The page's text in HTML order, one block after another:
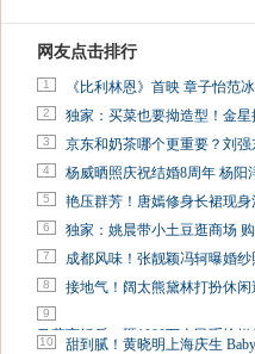
网友点击排行
1 《比利林恩》首映 章子怡范
2 独家：买菜也要拗造型！金
3 京东和奶茶哪个更重要？刘强
4 杨威晒照庆祝结婚8周年 杨阳
5 艳压群芳！唐嫣修身长裙现身
6 独家：姚晨带小土豆逛商场
7 成都风味！张靓颖冯轲曝婚
8 接地气！阔太熊黛林打扮休闲
9
马蓉离婚后，砸1000万人民币给媒
10 甜到腻！黄晓明上海庆生